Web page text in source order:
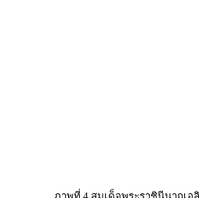
แหล่งที่มา: https://www.historic-uk.com/